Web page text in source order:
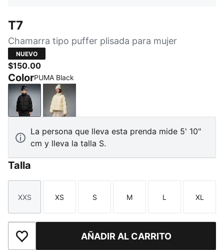
T7
Chamarra tipo puffer plisada para mujer
NUEVO
$150.00
ColorPUMA Black
PUMA BlackButtercream
La persona que lleva esta prenda mide 5' 10"
cm y lleva la talla S.
Talla
Talla
XXS
Talla
XS
Talla
S
Talla
M
Talla
L
Talla
XL
Añadir a la lista de deseosAÑADIR AL CARRITO